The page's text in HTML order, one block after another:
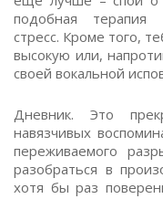
подобная терапия
стресс. Кроме того,
высокую или,
своей вокальной
Дневник. Это
навязчивых
переживаемого
разобраться в
хотя бы раз